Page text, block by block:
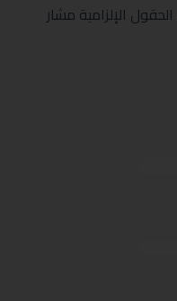
الحقول الإلزامية مشار